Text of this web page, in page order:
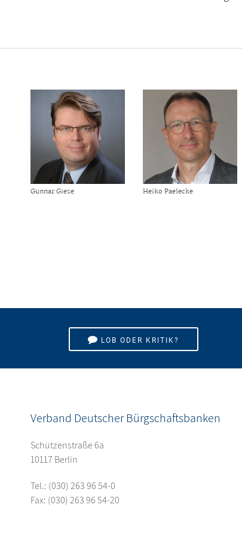
Gunnar Giese Heiko Paelecke
LOB ODER KRITIK?
Verband Deutscher Bürgschaftsbanken
Schützenstraße 6a
10117 Berlin
Tel.: (030) 263 96 54-0
Fax: (030) 263 96 54-20